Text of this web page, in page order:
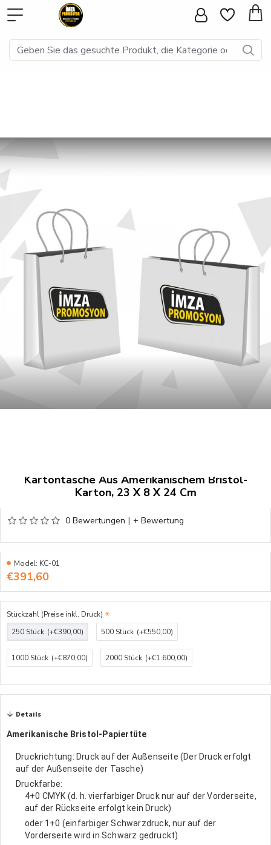
Kartontasche Aus Amerikanischem Bristol-
Karton, 23 X 8 X 24 Cm
0 Bewertungen | + Bewertung
€391,60
Model: KC-01
Stückzahl (Preise inkl. Druck)
250 Stück (+€390,00) 500 Stück (+€550,00)
1000 Stück (+€870,00) 2000 Stück (+€1.600,00)
Details
Amerikanische Bristol-Papiertüte
Druckrichtung: Druck auf der Außenseite (Der Druck erfolgt
auf der Außenseite der Tasche)
Druckfarbe:
4+0 CMYK (d. h. vierfarbiger Druck nur auf der Vorderseite,
auf der Rückseite erfolgt kein Druck)
oder 1+0 (einfarbiger Schwarzdruck, nur auf der
Vorderseite wird in Schwarz gedruckt)